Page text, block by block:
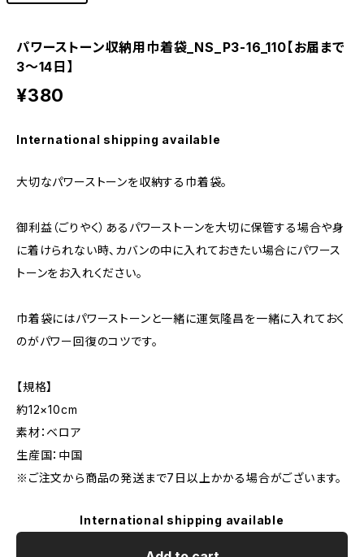
パワーストーン収納用巾着袋_NS_P3-16_110【お届まで
3〜14日】
¥380
International shipping available
大切なパワーストーンを収納する巾着袋。
御利益（ごりやく）あるパワーストーンを大切に保管する場合や身
に着けられない時、カバンの中に入れておきたい場合にパワース
トーンをお入れください。
巾着袋にはパワーストーンと一緒に運気隆昌を一緒に入れておく
のがパワー回復のコツです。
【規格】
約12×10cm
素材：ベロア
生産国：中国
※ご注文から商品の発送まで7日以上かかる場合がございます。
International shipping available